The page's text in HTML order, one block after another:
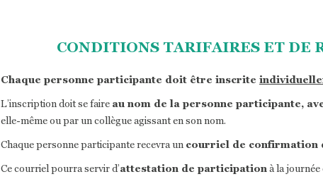
CONDITIONS TARIFAIRES ET DE
Chaque personne participante doit être inscrite
L’inscription doit se faire au nom de la personne participante,
elle-même ou par un collègue agissant en son nom.
Chaque personne participante recevra un courriel de confirmation
Ce courriel pourra servir d’attestation de participationà la